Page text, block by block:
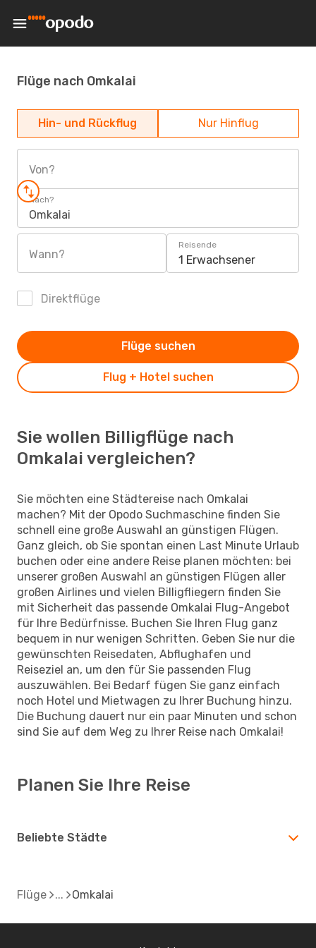
Flüge nach Omkalai
Hin- und Rückflug Nur Hinflug
Von?
Nach?
Omkalai
Wann?
Reisende
1 Erwachsener
Direktflüge
Flug + Hotel suchen
Flüge suchen
Sie wollen Billigflüge nach
Omkalai vergleichen?
Sie möchten eine Städtereise nach Omkalai
machen? Mit der Opodo Suchmaschine finden Sie
schnell eine große Auswahl an günstigen Flügen.
Ganz gleich, ob Sie spontan einen Last Minute Urlaub
buchen oder eine andere Reise planen möchten: bei
unserer großen Auswahl an günstigen Flügen aller
großen Airlines und vielen Billigfliegern finden Sie
mit Sicherheit das passende Omkalai Flug-Angebot
für Ihre Bedürfnisse. Buchen Sie Ihren Flug ganz
bequem in nur wenigen Schritten. Geben Sie nur die
gewünschten Reisedaten, Abflughafen und
Reiseziel an, um den für Sie passenden Flug
auszuwählen. Bei Bedarf fügen Sie ganz einfach
noch Hotel und Mietwagen zu Ihrer Buchung hinzu.
Die Buchung dauert nur ein paar Minuten und schon
sind Sie auf dem Weg zu Ihrer Reise nach Omkalai!
Planen Sie Ihre Reise
Beliebte Städte
Flüge Omkalai